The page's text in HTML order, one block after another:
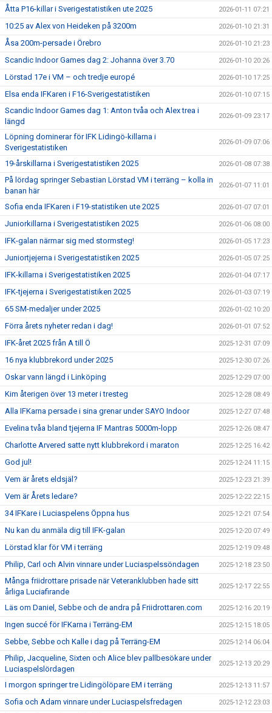
Åtta P16-killar i Sverigestatistiken ute 2025 2026-01-11 07:21
10:25 av Alex von Heideken på 3200m 2026-01-10 21:31
Åsa 200m-persade i Örebro 2026-01-10 21:23
Scandic Indoor Games dag 2: Johanna över 3.70 2026-01-10 20:26
Lörstad 17e i VM – och tredje europé 2026-01-10 17:25
Elsa enda IFKaren i F16-Sverigestatistiken 2026-01-10 07:15
Scandic Indoor Games dag 1: Anton tvåa och Alex trea i
längd
2026-01-09 23:17
Löpning dominerar för IFK Lidingö-killarna i
Sverigestatistiken
2026-01-09 07:06
19-årskillarna i Sverigestatistiken 2025 2026-01-08 07:38
På lördag springer Sebastian Lörstad VM i terräng – kolla in
banan här
2026-01-07 11:01
Sofia enda IFKaren i F19-statistiken ute 2025 2026-01-07 07:01
Juniorkillarna i Sverigestatistiken 2025 2026-01-06 08:00
IFK-galan närmar sig med stormsteg! 2026-01-05 17:23
Juniortjejerna i Sverigestatistiken 2025 2026-01-05 07:25
IFK-killarna i Sverigestatistiken 2025 2026-01-04 07:17
IFK-tjejerna i Sverigestatistiken 2025 2026-01-03 07:19
65 SM-medaljer under 2025 2026-01-02 10:20
Förra årets nyheter redan i dag! 2026-01-01 07:52
IFK-året 2025 från A till Ö 2025-12-31 07:09
16 nya klubbrekord under 2025 2025-12-30 07:26
Oskar vann längd i Linköping 2025-12-29 07:00
Kim återigen över 13 meter i tresteg 2025-12-28 08:49
Alla IFKarna persade i sina grenar under SAYO Indoor 2025-12-27 07:48
Evelina tvåa bland tjejerna IF Mantras 5000m-lopp 2025-12-26 08:47
Charlotte Arvered satte nytt klubbrekord i maraton 2025-12-25 16:42
God jul! 2025-12-24 11:15
Vem är årets eldsjäl? 2025-12-23 21:39
Vem är Årets ledare? 2025-12-22 22:15
34 IFKare i Luciaspelens Öppna hus 2025-12-21 07:54
Nu kan du anmäla dig till IFK-galan 2025-12-20 07:49
Lörstad klar för VM i terräng 2025-12-19 09:48
Philip, Carl och Alvin vinnare under Luciaspelssöndagen 2025-12-18 23:50
Många friidrottare prisade när Veteranklubben hade sitt
årliga Luciafirande
2025-12-17 22:55
Läs om Daniel, Sebbe och de andra på Friidrottaren.com 2025-12-16 20:19
Ingen succé för IFKarna i Terräng-EM 2025-12-15 18:05
Sebbe, Sebbe och Kalle i dag på Terräng-EM 2025-12-14 06:04
Philip, Jacqueline, Sixten och Alice blev pallbesökare under
Luciaspelslördagen
2025-12-13 20:29
I morgon springer tre Lidingölöpare EM i terräng 2025-12-13 11:57
Sofia och Adam vinnare under Luciaspelsfredagen 2025-12-12 23:03